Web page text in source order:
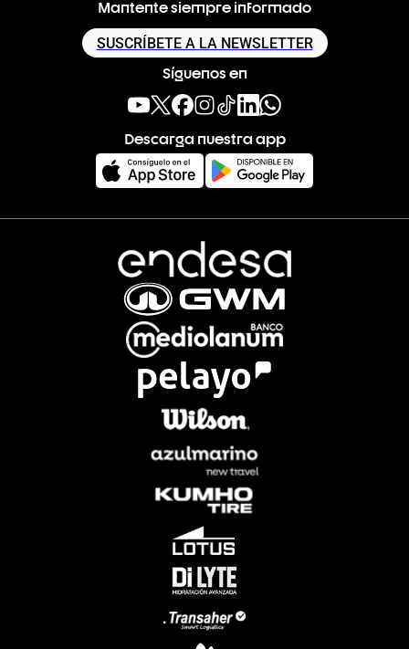
Mantente siempre informado
SUSCRÍBETE A LA NEWSLETTER
Síguenos en
Descarga nuestra app